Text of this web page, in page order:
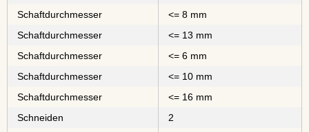
Schaftdurchmesser
<= 8 mm
Schaftdurchmesser
<= 13 mm
Schaftdurchmesser
<= 6 mm
Schaftdurchmesser
<= 10 mm
Schaftdurchmesser
<= 16 mm
Schneiden
2